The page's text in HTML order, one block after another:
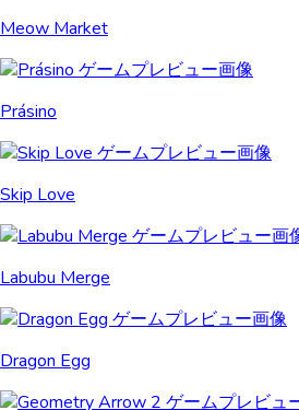
Meow Market
Prásino
Skip Love
Labubu Merge
Dragon Egg